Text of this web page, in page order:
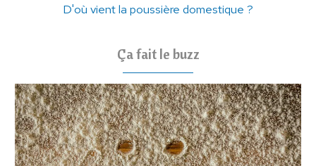
D'où vient la poussière domestique ?
Ça fait le buzz